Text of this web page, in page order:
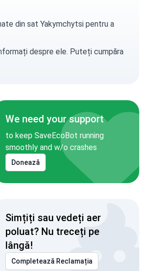
din sat Yakymchytsi pentru a
despre ele. Puteți cumpăra
We need your support
to keep SaveEcoBot running
smoothly and w/o crashes
Donează
Simțiți sau vedeți aer
poluat? Nu treceți pe
lângă!
Completează Reclamația